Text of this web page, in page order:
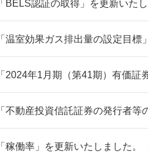
「BELS認証の取得」を更新いたし
「温室効果ガス排出量の設定目標
「2024年1月期（第41期）有価証
「不動産投資信託証券の発行者
「稼働率」を更新いたしました。